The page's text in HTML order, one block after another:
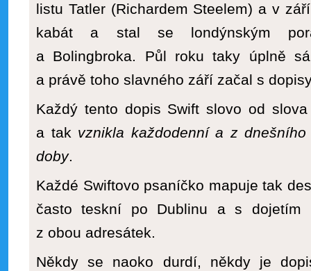
listu Tatler (Richardem Steelem) a v
kabát a stal se londýnským
a Bolingbroka. Půl roku taky úplně
a právě toho slavného září začal s
Každý tento dopis Swift slovo od
a tak vznikla každodenní a z
doby.
Každé Swiftovo psaníčko mapuje tak
často teskní po Dublinu a s dojetím
z obou adresátek.
Někdy se naoko durdí, někdy je